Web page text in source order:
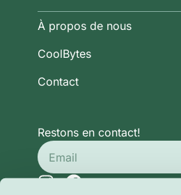
À propos de nous
CoolBytes
Contact
Restons en contact!